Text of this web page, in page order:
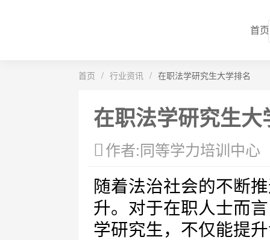
首页
首页 / 行业资讯 / 在职法学研究生大学排名
在职法学研究生大
作者:同等学力培训中心
随着法治社会的不断
升。对于在职人士而
学研究生，不仅能提